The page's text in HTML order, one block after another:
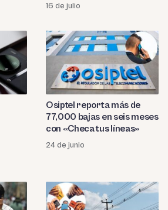
16 de julio
Osiptel reporta más de
77,000 bajas en seis meses
con «Checa tus líneas»
24 de junio